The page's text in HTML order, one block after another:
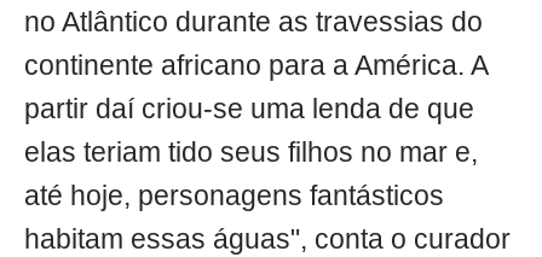
no Atlântico durante as travessias do
continente africano para a América. A
partir daí criou-se uma lenda de que
elas teriam tido seus filhos no mar e,
até hoje, personagens fantásticos
habitam essas águas", conta o curador